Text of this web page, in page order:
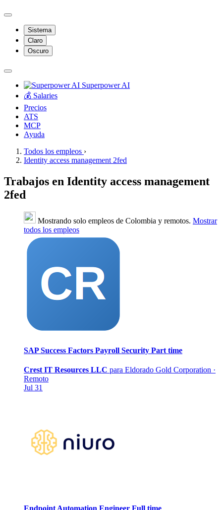
Sistema
Claro
Oscuro
Superpower AI
💰 Salaries
Precios
ATS
MCP
Ayuda
Todos los empleos ›
Identity access management 2fed
Trabajos en Identity access management
2fed
Mostrando solo empleos de Colombia y remotos. Mostrar
todos los empleos
SAP Success Factors Payroll Security Part time
Crest IT Resources LLC para Eldorado Gold Corporation ·
Remoto
Jul 31